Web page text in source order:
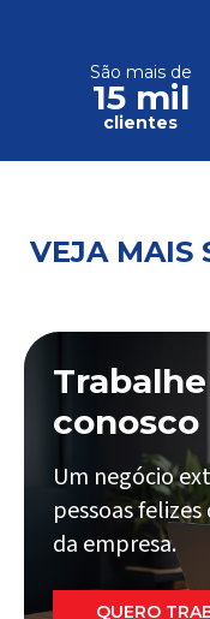
São mais de
15 mil
clientes
VEJA MAIS
Trabalhe
conosco
Um negócio
pessoas
da empresa.
QUERO